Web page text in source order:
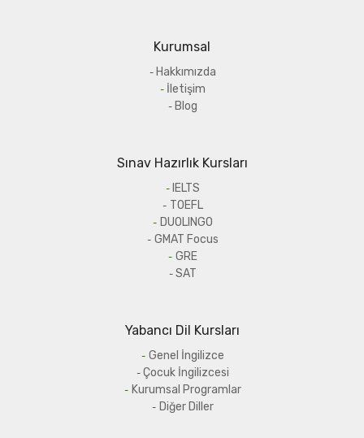
Kurumsal
Hakkımızda
İletişim
Blog
Sınav Hazırlık Kursları
IELTS
TOEFL
DUOLINGO
GMAT Focus
GRE
SAT
Yabancı Dil Kursları
Genel İngilizce
Çocuk İngilizcesi
Kurumsal Programlar
Diğer Diller